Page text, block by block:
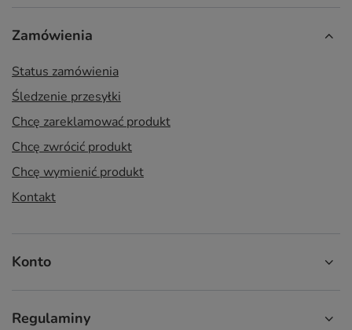
Zamówienia
Status zamówienia
Śledzenie przesyłki
Chcę zareklamować produkt
Chcę zwrócić produkt
Chcę wymienić produkt
Kontakt
Konto
Regulaminy